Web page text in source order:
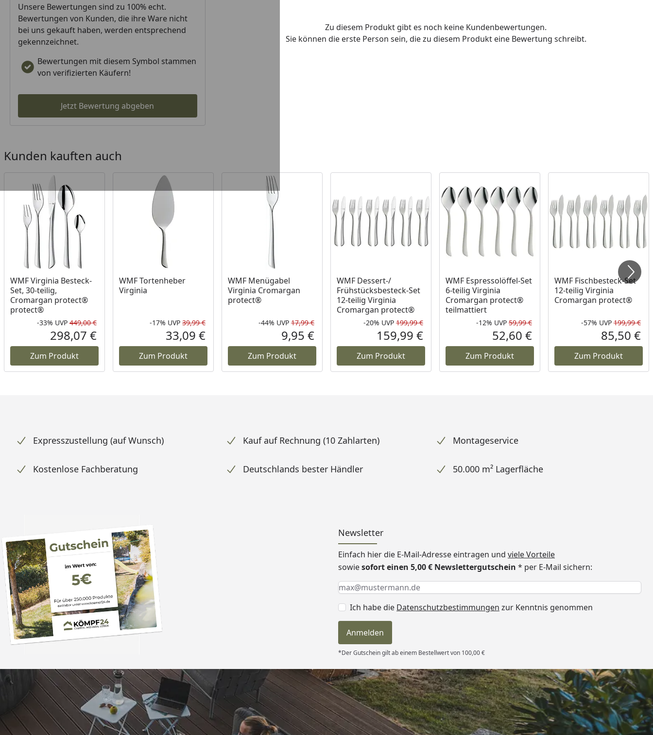
Unsere Bewertungen sind zu 100% echt.
Bewertungen von Kunden, die ihre Ware nicht
bei uns gekauft haben, werden entsprechend
gekennzeichnet.
Bewertungen mit diesem Symbol stammen
von verifizierten Käufern!
Jetzt Bewertung abgeben
Zu diesem Produkt gibt es noch keine Kundenbewertungen.
Sie können die erste Person sein, die zu diesem Produkt eine Bewertung schreibt.
Kunden kauften auch
WMF Virginia Besteck-
Set, 30-teilig,
Cromargan protect®
protect®
Rabatt in Prozent
-33%
Ursprünglicher Preis
UVP 449,00 €
Aktueller Preis
298,07 €
Zum Produkt
WMF Tortenheber
Virginia
Rabatt in Prozent
-17%
Ursprünglicher Preis
UVP 39,99 €
Aktueller Preis
33,09 €
Zum Produkt
WMF Menügabel
Virginia Cromargan
protect®
Rabatt in Prozent
-44%
Ursprünglicher Preis
UVP 17,99 €
Aktueller Preis
9,95 €
Zum Produkt
WMF Dessert-/
Frühstücksbesteck-Set
12-teilig Virginia
Cromargan protect®
Rabatt in Prozent
-20%
Ursprünglicher Preis
UVP 199,99 €
Aktueller Preis
159,99 €
Zum Produkt
WMF Espressolöffel-Set
6-teilig Virginia
Cromargan protect®
teilmattiert
Rabatt in Prozent
-12%
Ursprünglicher Preis
UVP 59,99 €
Aktueller Preis
52,60 €
Zum Produkt
WMF Fischbesteck-Set
12-teilig Virginia
Cromargan protect®
-57% UVP 199,99 €
85,50 €
Zum Produkt
Expresszustellung (auf Wunsch) Kauf auf Rechnung (10 Zahlarten) Montageservice
Kostenlose Fachberatung Deutschlands bester Händler 50.000 m² Lagerfläche
Newsletter
Einfach hier die E-Mail-Adresse eintragen und viele Vorteile
sowiesofort einen 5,00 € Newslettergutschein * per E-Mail sichern:
Keine Eingabe erforderlich
Eingabe erforderlich
E-Mail *
Ich habe die Datenschutzbestimmungen zur Kenntnis genommen
Anmelden
*Der Gutschein gilt ab einem Bestellwert von 100,00 €
Trusted Shops
„Super,leicht und handlich,macht
Versand